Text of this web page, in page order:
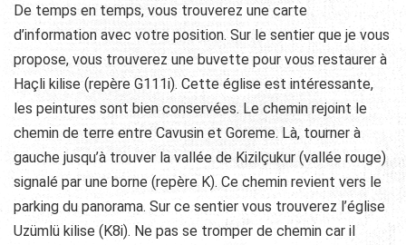
De temps en temps, vous trouverez une carte
d’information avec votre position. Sur le sentier que je vous
propose, vous trouverez une buvette pour vous restaurer à
Haçli kilise (repère G111i). Cette église est intéressante,
les peintures sont bien conservées. Le chemin rejoint le
chemin de terre entre Cavusin et Goreme. Là, tourner à
gauche jusqu’à trouver la vallée de Kizilçukur (vallée rouge)
signalé par une borne (repère K). Ce chemin revient vers le
parking du panorama. Sur ce sentier vous trouverez l’église
Uzümlü kilise (K8i). Ne pas se tromper de chemin car il